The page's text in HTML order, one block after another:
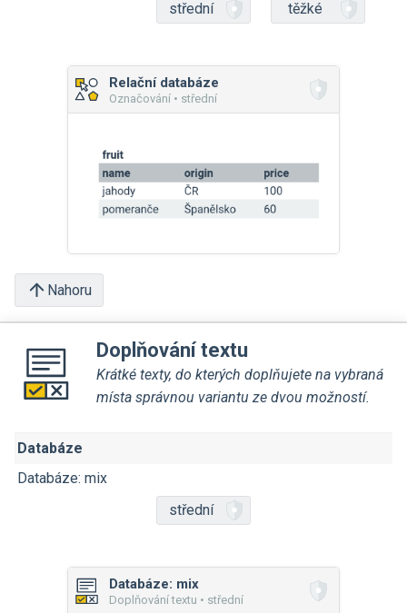
střední těžké
Relační databáze
Označování • střední
Nahoru
Doplňování textu
Krátké texty, do kterých doplňujete na vybraná
místa správnou variantu ze dvou možností.
Databáze
Databáze: mix
střední
Databáze: mix
Doplňování textu • střední